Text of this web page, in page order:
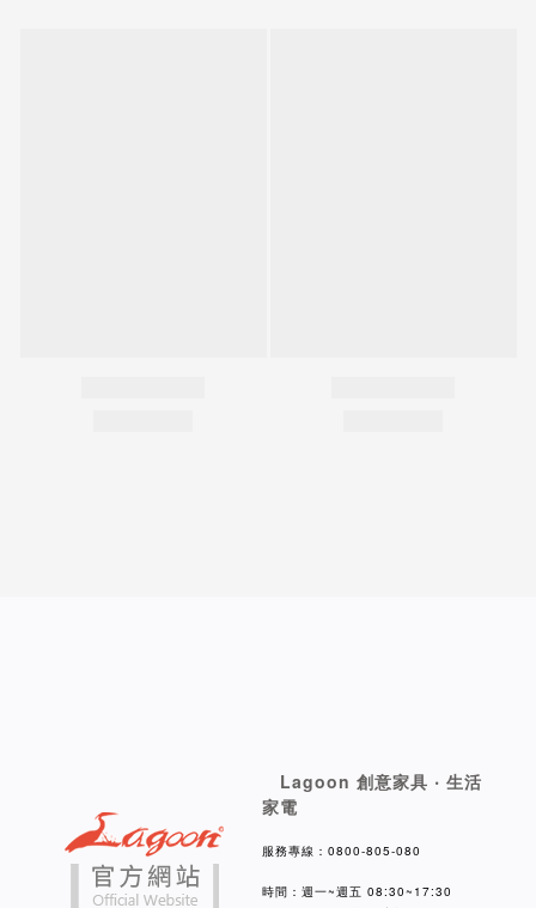
Lagoon 創意家具 ‧ 生活
家電
服務專線：0800-805-080
時間：週一~週五 08:30~17:30